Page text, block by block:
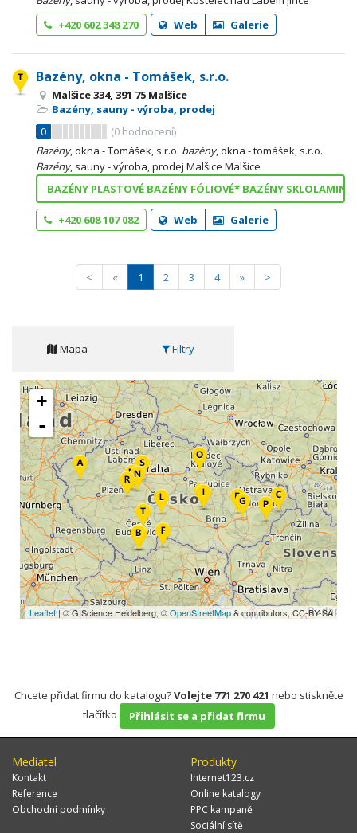
+420 602 348 270
Web Galerie
Bazény, okna - Tomášek, s.r.o.
Malšice 334, 391 75 Malšice
Bazény, sauny - výroba, prodej
0
(0 hodnocení)
Bazény, okna - Tomášek, s.r.o. bazény, okna - tomášek, s.r.o.
Bazény, sauny - výroba, prodej Malšice Malšice
BAZÉNY PLASTOVÉ BAZÉNY FÓLIOVÉ* BAZÉNY
+420 608 107 082 Web Galerie
< « 1 2 3 4 » >
Mapa Filtry
+
-
Leaflet| © GIScience Heidelberg, ©OpenStreetMap& contributors, CC-BY-SA
Chcete přidat firmu do katalogu?Volejte 771 270 421 nebo stiskněte
tlačítko
Přihlásit se a přidat firmu
Mediatel
Kontakt
Reference
Obchodní podmínky
Produkty
Internet123.cz
Online katalogy
PPC kampaně
Sociální sítě